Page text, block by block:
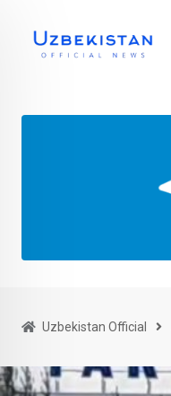
Uzbekistan Official